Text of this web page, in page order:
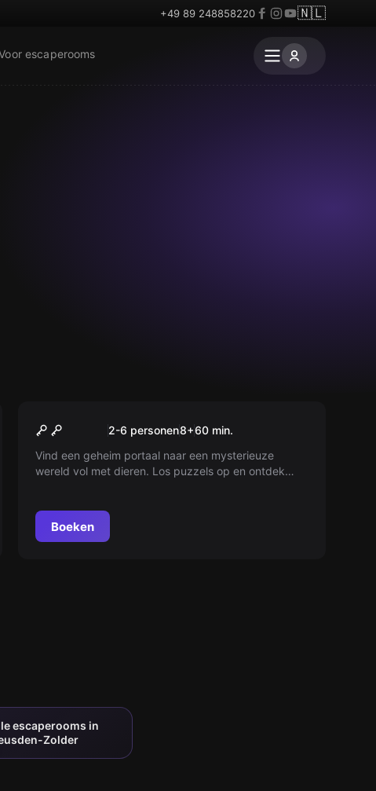
+49 89 248858220 🇳🇱
escaperooms
Jungle Quest VR
2-6 personen8+60 min.
Vind een geheim portaal naar een mysterieuze
wereld vol met dieren. Los puzzels op en ontdek
Boeken
escaperooms in
Zolder